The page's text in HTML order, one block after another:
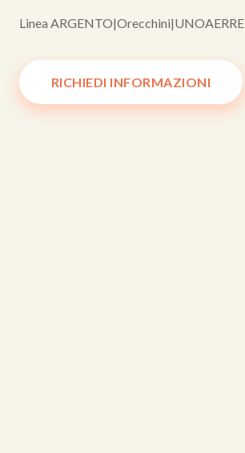
Linea ARGENTO|Orecchini|UNOAERRE
RICHIEDI INFORMAZIONI